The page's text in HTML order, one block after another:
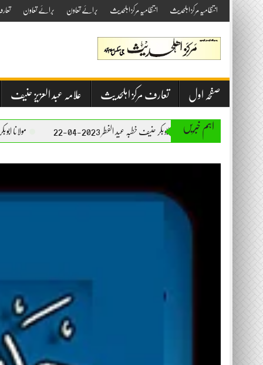
Skip
to
content
انتظامیہ مرکز اہلحدیث انتظامیہ مرکز اہلحدیث برائے تعاون برائے تعاون
صفحہ اول تعارف مرکز اہلحدیث علامہ عبد العزیز حنیف
اہم خبریں
مولانا ابوبکر حنیف خطبہ عید الفطر 2023-04-22 مولانا ابوبکر حنیف خطبہ جمعۃ